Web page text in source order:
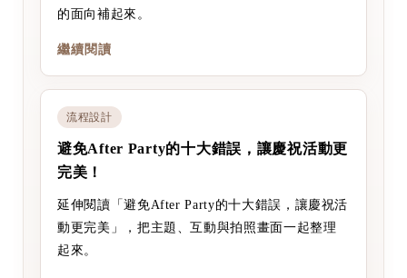
的面向補起來。
繼續閱讀
流程設計
避免After Party的十大錯誤，讓慶祝活動更
完美！
延伸閱讀「避免After Party的十大錯誤，讓慶祝活
動更完美」，把主題、互動與拍照畫面一起整理
起來。